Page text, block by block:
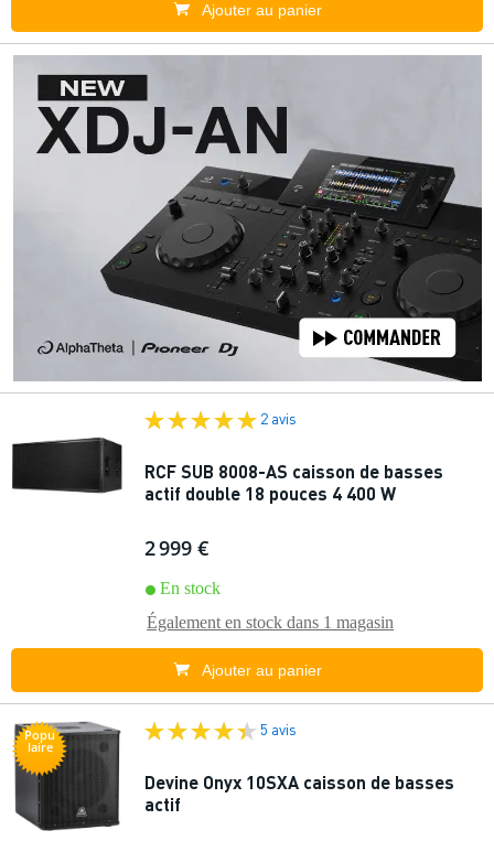
Ajouter au panier
2 avis
RCF SUB 8008-AS caisson de basses
actif double 18 pouces 4 400 W
2 999 €
En stock
Également en stock dans 1 magasin
Ajouter au panier
Popu
laire
5 avis
Devine Onyx 10SXA caisson de basses
actif